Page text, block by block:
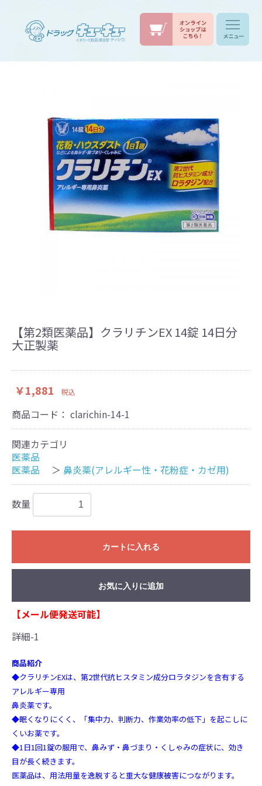
【第2類医薬品】クラリチンEX 14錠 14日分
大正製薬
￥1,881 税込
商品コード： clarichin-14-1
関連カテゴリ
医薬品
医薬品
＞ 鼻炎薬(アレルギー性・花粉症・カゼ用)
数量
カートに入れる
お気に入りに追加
【メール便発送可能】
詳細-1
商品紹介
◆クラリチンEXは、第2世代抗ヒスタミン成分ロラタジンを含有する
アレルギー専用
鼻炎薬です。
◆眠くなりにくく、「集中力、判断力、作業効率の低下」を起こしに
くいお薬です。
◆1日1回1錠の服用で、鼻みず・鼻づまり・くしゃみの症状に、効き
目が長く続きます。
医薬品は、用法用量を逸脱すると重大な健康被害につながります。